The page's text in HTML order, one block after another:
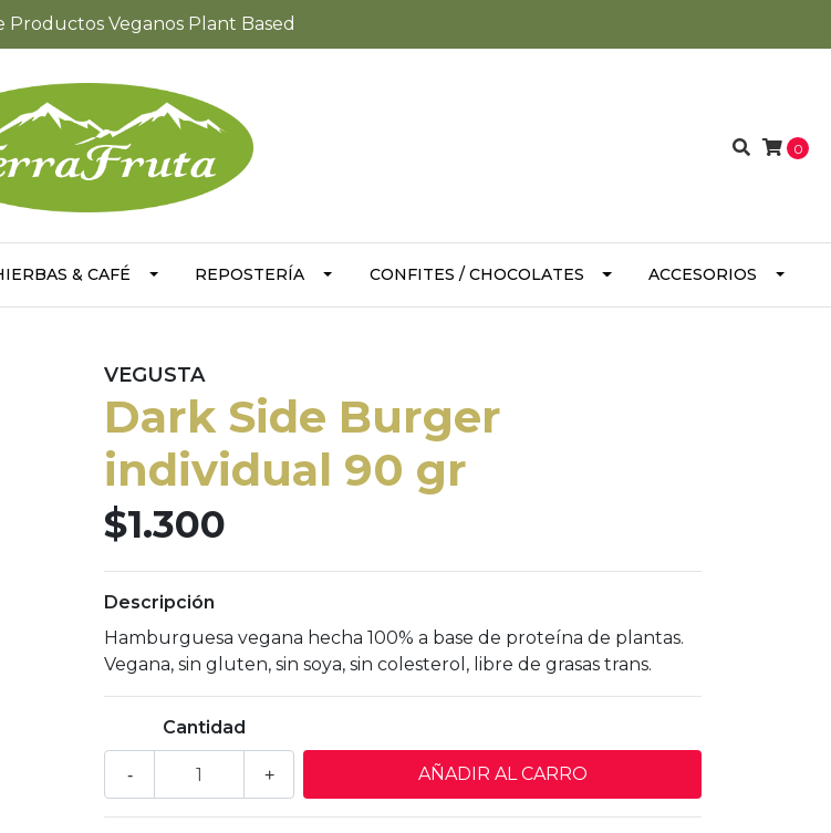
Productos Veganos Plant Based
0
& CAFÉ REPOSTERÍA CONFITES / CHOCOLATES ACCESORIOS
VEGUSTA
Dark Side Burger
individual 90 gr
$1.300
Descripción
Hamburguesa vegana hecha 100% a base de proteína de plantas.
Vegana, sin gluten, sin soya, sin colesterol, libre de grasas trans.
Cantidad
+
-